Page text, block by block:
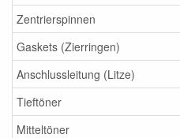
Zentrierspinnen
Gaskets (Zierringen)
Anschlussleitung (Litze)
Tieftöner
Mitteltöner